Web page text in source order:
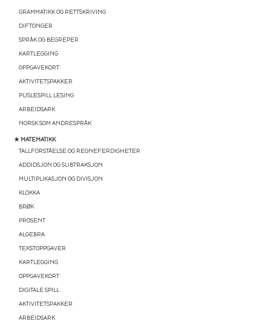
GRAMMATIKK OG RETTSKRIVING
DIFTONGER
SPRÅK OG BEGREPER
KARTLEGGING
OPPGAVEKORT
AKTIVITETSPAKKER
PUSLESPILL LESING
ARBEIDSARK
NORSK SOM ANDRESPRÅK
★ MATEMATIKK
TALLFORSTÅELSE OG REGNEFERDIGHETER
ADDIDSJON OG SUBTRAKSJON
MULTIPLIKASJON OG DIVISJON
KLOKKA
BRØK
PROSENT
ALGEBRA
TEKSTOPPGAVER
KARTLEGGING
OPPGAVEKORT
DIGITALE SPILL
AKTIVITETSPAKKER
ARBEIDSARK